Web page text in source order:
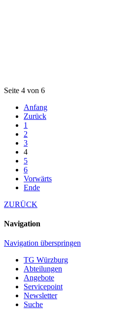
Seite 4 von 6
Anfang
Zurück
1
2
3
4
5
6
Vorwärts
Ende
ZURÜCK
Navigation
Navigation überspringen
TG Würzburg
Abteilungen
Angebote
Servicepoint
Newsletter
Suche